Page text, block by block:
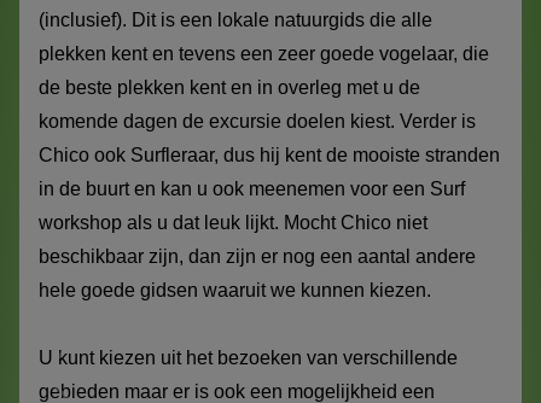
(inclusief). Dit is een lokale natuurgids die alle
plekken kent en tevens een zeer goede vogelaar, die
de beste plekken kent en in overleg met u de
komende dagen de excursie doelen kiest. Verder is
Chico ook Surfleraar, dus hij kent de mooiste stranden
in de buurt en kan u ook meenemen voor een Surf
workshop als u dat leuk lijkt. Mocht Chico niet
beschikbaar zijn, dan zijn er nog een aantal andere
hele goede gidsen waaruit we kunnen kiezen.
U kunt kiezen uit het bezoeken van verschillende
gebieden maar er is ook een mogelijkheid een